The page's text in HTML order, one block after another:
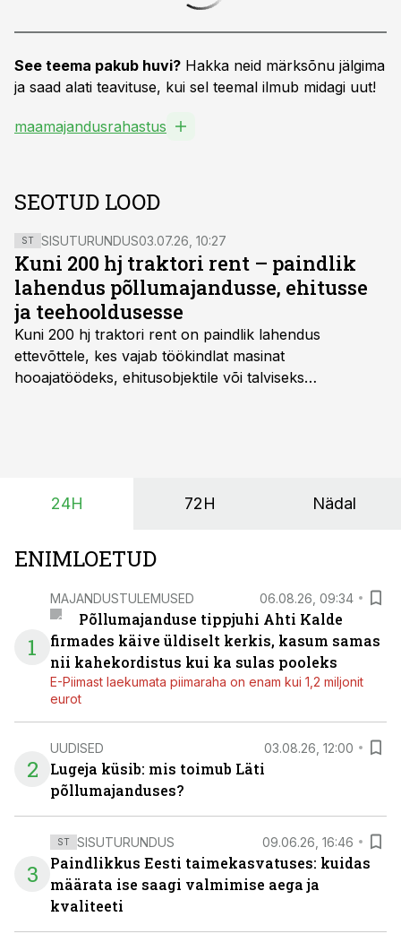
See teema pakub huvi? Hakka neid märksõnu jälgima
ja saad alati teavituse, kui sel teemal ilmub midagi uut!
maamajandusrahastus
SEOTUD LOOD
ST SISUTURUNDUS03.07.26, 10:27
Kuni 200 hj traktori rent – paindlik
lahendus põllumajandusse, ehitusse
ja teehooldusesse
Kuni 200 hj traktori rent on paindlik lahendus
ettevõttele, kes vajab töökindlat masinat
hooajatöödeks, ehitusobjektile või talviseks
on suurim ning iga töötund on oluline.
24H 72H Nädal
ENIMLOETUD
1
MAJANDUSTULEMUSED 06.08.26, 09:34
Põllumajanduse tippjuhi Ahti Kalde
firmades käive üldiselt kerkis, kasum samas
nii kahekordistus kui ka sulas pooleks
E-Piimast laekumata piimaraha on enam kui 1,2 miljonit
eurot
2
UUDISED 03.08.26, 12:00
Lugeja küsib: mis toimub Läti
põllumajanduses?
3
ST SISUTURUNDUS 09.06.26, 16:46
Paindlikkus Eesti taimekasvatuses: kuidas
määrata ise saagi valmimise aega ja
kvaliteeti